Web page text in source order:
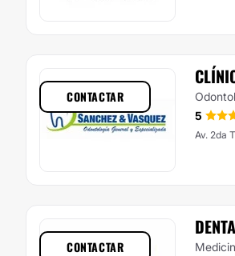
5
Av. 2da
CONTACTAR
CONTACTAR